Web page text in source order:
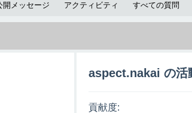
開メッセージ アクティビティ すべての質問
aspect.nakai の活
貢献度: